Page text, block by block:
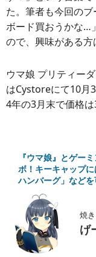
た。筆者も今回の
ボード買おうかな…
ので、興味がある方
ウマ娘 プリティー
はCystoreにて10月
4年の3月末で価格は
『ウマ娘』とゲー
ボ！キーキャップ
ハンバーグ」など
焼
げ